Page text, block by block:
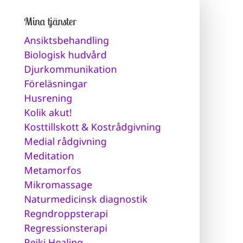
Mina tjänster
Ansiktsbehandling
Biologisk hudvård
Djurkommunikation
Föreläsningar
Husrening
Kolik akut!
Kosttillskott & Kostrådgivning
Medial rådgivning
Meditation
Metamorfos
Mikromassage
Naturmedicinsk diagnostik
Regndroppsterapi
Regressionsterapi